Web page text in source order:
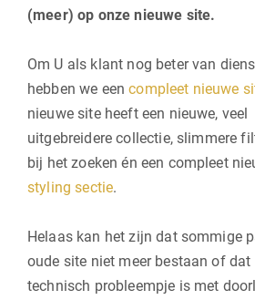
(meer) op onze nieuwe site.
Om U als klant nog beter van
hebben we eencompleet nieuwe
nieuwe site heeft een nieuwe, veel
uitgebreiderecollectie, slimmere
bij het zoeken én een compleet
styling sectie.
Helaas kan het zijn dat sommige
oude site niet meer bestaan of dat
technisch probleempje is met